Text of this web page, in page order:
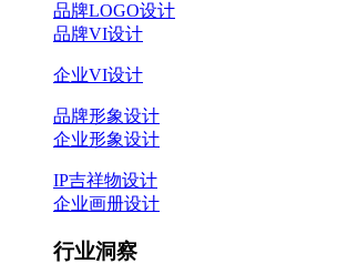
品牌LOGO设计
品牌VI设计
企业VI设计
品牌形象设计
企业形象设计
IP吉祥物设计
企业画册设计
行业洞察